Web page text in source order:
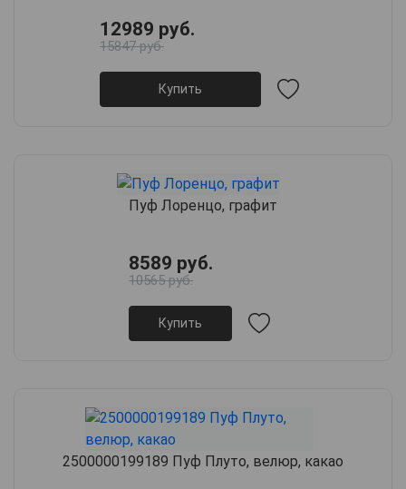
12989 руб.
15847 руб.
Купить
Пуф Лоренцо, графит
8589 руб.
10565 руб.
Купить
2500000199189 Пуф Плуто, велюр, какао